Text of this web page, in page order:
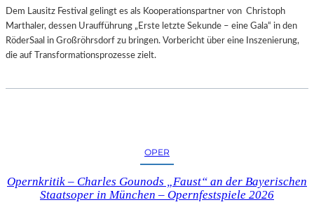
S
S
T
R
I
Dem Lausitz Festival gelingt es als Kooperationspartner von Christoph
Marthaler, dessen Uraufführung „Erste letzte Sekunde – eine Gala“ in den
RöderSaal in Großröhrsdorf zu bringen. Vorbericht über eine Inszenierung,
die auf Transformationsprozesse zielt.
OPER
Opernkritik – Charles Gounods „Faust“ an der Bayerischen
Staatsoper in München – Opernfestspiele 2026